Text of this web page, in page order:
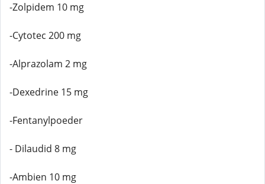
-Zolpidem 10 mg
-Cytotec 200 mg
-Alprazolam 2 mg
-Dexedrine 15 mg
-Fentanylpoeder
- Dilaudid 8 mg
-Ambien 10 mg